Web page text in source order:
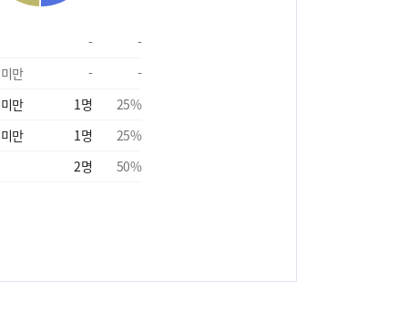
-
-
만
-
-
만
1 명 25%
만
1 명 25%
2명 50%